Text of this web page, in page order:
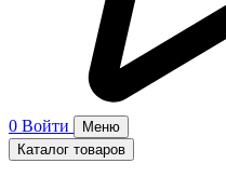
0 Войти
Меню
Каталог товаров